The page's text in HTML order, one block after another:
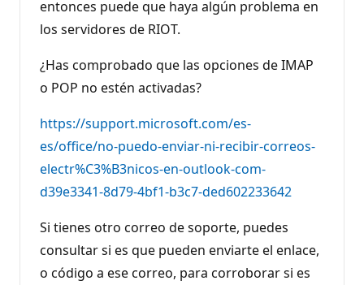
u
a
ó
entonces puede que haya algún problema en
los servidores de RIOT.
¿Has comprobado que las opciones de IMAP
o POP no estén activadas?
https://support.microsoft.com/es-
es/office/no-puedo-enviar-ni-recibir-correos-
electr%C3%B3nicos-en-outlook-com-
d39e3341-8d79-4bf1-b3c7-ded602233642
Si tienes otro correo de soporte, puedes
consultar si es que pueden enviarte el enlace,
o código a ese correo, para corroborar si es